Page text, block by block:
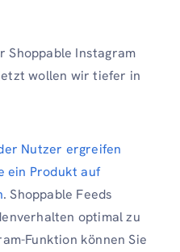
Shoppable Instagram
wollen wir tiefer in
Nutzer ergreifen
ein Produkt auf
. Shoppable Feeds
optimal zu
Funktion können Sie